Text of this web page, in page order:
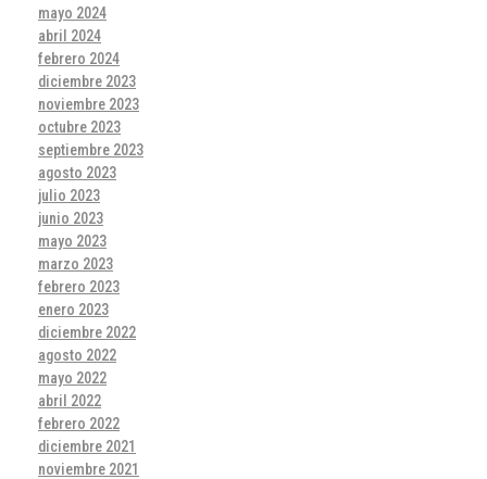
mayo 2024
abril 2024
febrero 2024
diciembre 2023
noviembre 2023
octubre 2023
septiembre 2023
agosto 2023
julio 2023
junio 2023
mayo 2023
marzo 2023
febrero 2023
enero 2023
diciembre 2022
agosto 2022
mayo 2022
abril 2022
febrero 2022
diciembre 2021
noviembre 2021